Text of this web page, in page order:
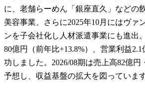
に、老舗らーめん「銀座直久」などの
美容事業、さらに2025年10月にはヴァ
ンを子会社化し人材派遣事業にも進出
80億円（前年比+13.8%）、営業利益
功しました。2026/08期は売上高82億円
予想し、収益基盤の拡大を図っています